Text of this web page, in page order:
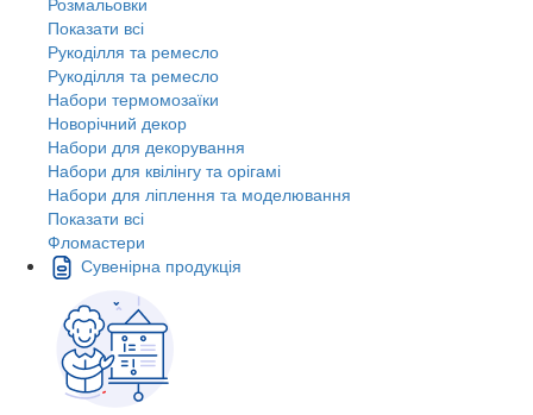
Показати всі
Рукоділля та ремесло
Рукоділля та ремесло
Набори термомозаїки
Новорічний декор
Набори для декорування
Набори для квілінгу та орігамі
Набори для ліплення та моделювання
Показати всі
Фломастери
Сувенірна продукція